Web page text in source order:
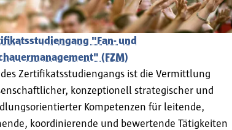
"Fan- und
(FZM)
Zertifikatsstudiengangs ist die Vermittlung
konzeptionell strategischer und
Kompetenzen für leitende,
koordinierende und bewertende Tätigkeiten